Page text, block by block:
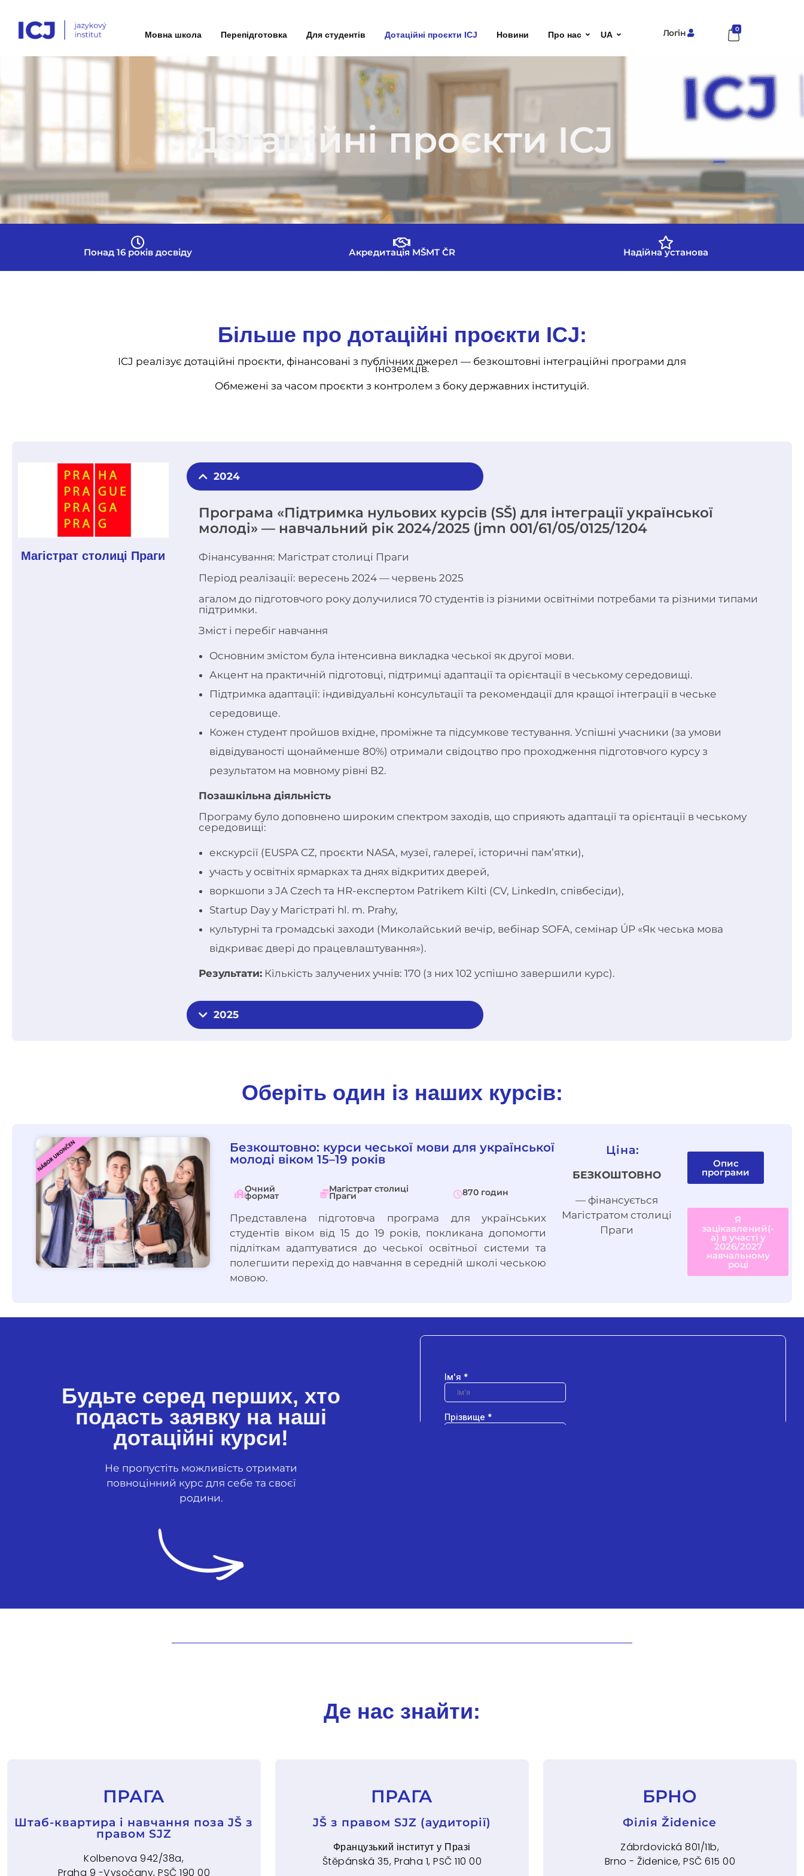
Мовна школа Перепідготовка Для студентів Дотаційні проєкти ICJ Новини Про нас UA Логін 0
Дотаційні проєкти ICJ
Понад 16 років досвіду Акредитація MŠMT ČR Надійна установа
Більше про дотаційні проєкти ICJ:
ICJ реалізує дотаційні проєкти, фінансовані з публічних джерел — безкоштовні інтеграційні програми для
іноземців.
Обмежені за часом проєкти з контролем з боку державних інституцій.
Магістрат столиці Праги
2024
Програма «Підтримка нульових курсів (SŠ) для інтеграції української
молоді» — навчальний рік 2024/2025 (jmn 001/61/05/0125/1204
Фінансування: Магістрат столиці Праги
Період реалізації: вересень 2024 — червень 2025
агалом до підготовчого року долучилися 70 студентів із різними освітніми потребами та різними типами
підтримки.
Зміст і перебіг навчання
Основним змістом була інтенсивна викладка чеської як другої мови.
Акцент на практичній підготовці, підтримці адаптації та орієнтації в чеському середовищі.
Підтримка адаптації: індивідуальні консультації та рекомендації для кращої інтеграції в чеське
середовище.
Кожен студент пройшов вхідне, проміжне та підсумкове тестування. Успішні учасники (за умови
відвідуваності щонайменше 80%) отримали свідоцтво про проходження підготовчого курсу з
результатом на мовному рівні B2.
Позашкільна діяльність
Програму було доповнено широким спектром заходів, що сприяють адаптації та орієнтації в чеському
середовищі:
екскурсії (EUSPA CZ, проєкти NASA, музеї, галереї, історичні пам’ятки),
участь у освітніх ярмарках та днях відкритих дверей,
воркшопи з JA Czech та HR-експертом Patrikem Kilti (CV, LinkedIn, співбесіди),
Startup Day у Магістраті hl. m. Prahy,
культурні та громадські заходи (Миколайський вечір, вебінар SOFA, семінар ÚP «Як чеська мова
відкриває двері до працевлаштування»).
Результати:Кількість залучених учнів: 170 (з них 102 успішно завершили курс).
2025
Оберіть один із наших курсів:
Безкоштовно: курси чеської мови для української
молоді віком 15–19 років
Очний
формат
Магістрат столиці
Праги 870 годин
Представлена підготовча програма для українських
студентів віком від 15 до 19 років, покликана допомогти
підліткам адаптуватися до чеської освітньої системи та
полегшити перехід до навчання в середній школі чеською
мовою.
Ціна:
БЕЗКОШТОВНО
— фінансується
Магістратом столиці
Праги
Опис
програми
Я
зацікавлений(-
а) в участі у
2026/2027
навчальному
році
Будьте серед перших, хто
подасть заявку на наші
дотаційні курси!
Не пропустіть можливість отримати
повноцінний курс для себе та своєї
родини.
Де нас знайти:
ПРАГА
Штаб-квартира і навчання поза JŠ з
правом SJZ
Kolbenova 942/38a,
Praha 9 -Vysočany, PSČ 190 00
ПРАГА
JŠ з правом SJZ (аудиторії)
Французький інститут у Празі
Štěpánská 35, Praha 1, PSČ 110 00
БРНО
Філія Židenice
Zábrdovická 801/11b,
Brno - Židenice, PSČ 615 00